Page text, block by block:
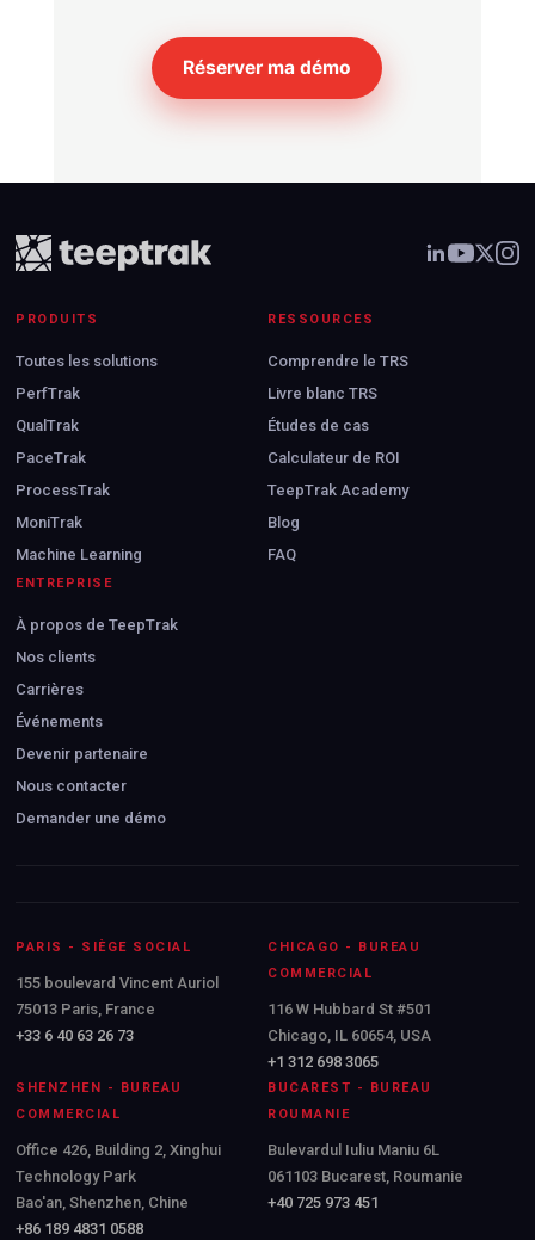
Réserver ma démo
PRODUITS
Toutes les solutions
PerfTrak
QualTrak
PaceTrak
ProcessTrak
MoniTrak
Machine Learning
RESSOURCES
Comprendre le TRS
Livre blanc TRS
Études de cas
Calculateur de ROI
TeepTrak Academy
Blog
FAQ
ENTREPRISE
À propos de TeepTrak
Nos clients
Carrières
Événements
Devenir partenaire
Nous contacter
Demander une démo
PARIS - SIÈGE SOCIAL
155 boulevard Vincent Auriol
75013 Paris, France
+33 6 40 63 26 73
CHICAGO - BUREAU
COMMERCIAL
116 W Hubbard St #501
Chicago, IL 60654, USA
+1 312 698 3065
SHENZHEN - BUREAU
COMMERCIAL
Office 426, Building 2, Xinghui
Technology Park
Bao'an, Shenzhen, Chine
+86 189 4831 0588
BUCAREST - BUREAU
ROUMANIE
Bulevardul Iuliu Maniu 6L
061103 Bucarest, Roumanie
+40 725 973 451